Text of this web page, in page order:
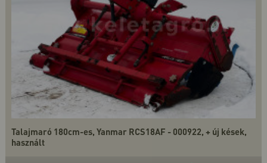
Talajmaró 180cm-es, Yanmar RCS18AF - 000922, + új kések,
használt